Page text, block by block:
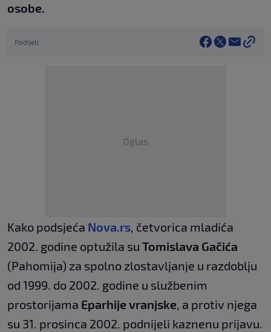
osobe.
Podijeli
Oglas
Kako podsjeća Nova.rs, četvorica mladića
2002. godine optužila su Tomislava Gačića
(Pahomija) za spolno zlostavljanje u razdoblju
od 1999. do 2002. godine u službenim
prostorijama Eparhije vranjske, a protiv njega
su 31. prosinca 2002. podnijeli kaznenu prijavu.